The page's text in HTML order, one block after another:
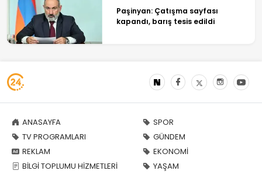
Paşinyan: Çatışma sayfası
kapandı, barış tesis edildi
ANASAYFA
TV PROGRAMLARI
REKLAM
BİLGİ TOPLUMU HİZMETLERİ
SPOR
GÜNDEM
EKONOMİ
YAŞAM